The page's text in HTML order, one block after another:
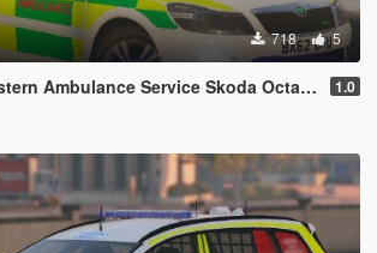
718 5
Ambulance Service Skoda Octavia 1.0